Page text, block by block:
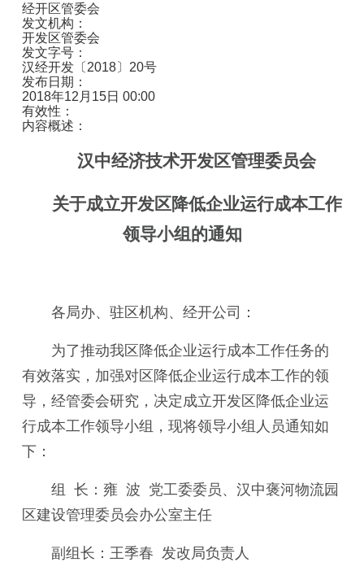
经开区管委会
发文机构：
开发区管委会
发文字号：
汉经开发〔2018〕20号
发布日期：
2018年12月15日 00:00
有效性：
内容概述：
汉中经济技术开发区管理委员会
关于成立开发区降低企业运行成本工作
领导小组的通知
各局办、驻区机构、经开公司：
为了推动我区降低企业运行成本工作任务的
有效落实，加强对区降低企业运行成本工作的领
导， 经管委会研究， 决定成立开发区降低企业运
行成本工作领导小组，现将领导小组人员通知如
下：
组 长：雍 波 党工委委员、汉中褒河物流园
区建设管理委员会办公室主任
副组长：王季春 发改局负责人